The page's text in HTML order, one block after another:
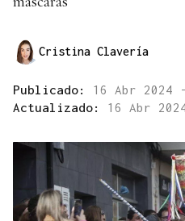
Cristina Clavería
Publicado: 16 Abr 2024
Actualizado: 16 Abr